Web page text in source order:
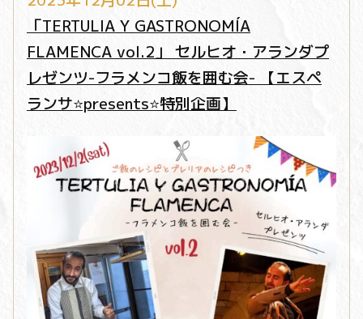
「TERTULIA Y GASTRONOMÍA
FLAMENCA vol.2」 セルヒオ・アランダプ
レゼンツ-フラメンコ飯を囲む会- 【エスペ
ランサ⭐️presents⭐️特別企画】